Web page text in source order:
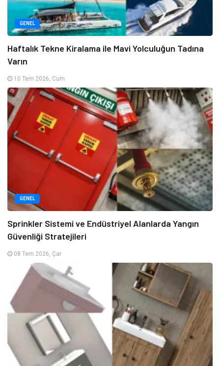
GENEL
Haftalık Tekne Kiralama ile Mavi Yolculuğun Tadına
Varın
10 Tem 2026, Cum
GENEL
Sprinkler Sistemi ve Endüstriyel Alanlarda Yangın
Güvenliği Stratejileri
08 Tem 2026, Çar